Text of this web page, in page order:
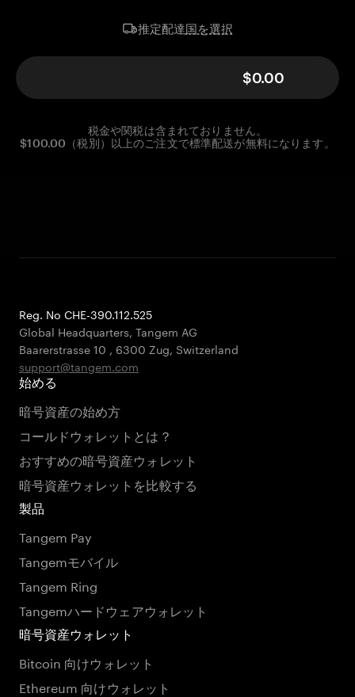
推定配達国を選択
$0.00
税金や関税は含まれておりません。
$100.00（税別）以上のご注文で標準配送が無料になります。
Reg. No CHE-390.112.525
Global Headquarters, Tangem AG
Baarerstrasse 10 , 6300 Zug, Switzerland
support@tangem.com
始める
暗号資産の始め方
コールドウォレットとは？
おすすめの暗号資産ウォレット
暗号資産ウォレットを比較する
製品
Tangem Pay
Tangemモバイル
Tangem Ring
Tangemハードウェアウォレット
暗号資産ウォレット
Bitcoin 向けウォレット
Ethereum 向けウォレット